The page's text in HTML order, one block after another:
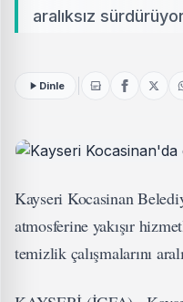
aralıksız
Dinle
Kayseri Kocasinan
atmosferine yakışır
temizlik çalışmalarını